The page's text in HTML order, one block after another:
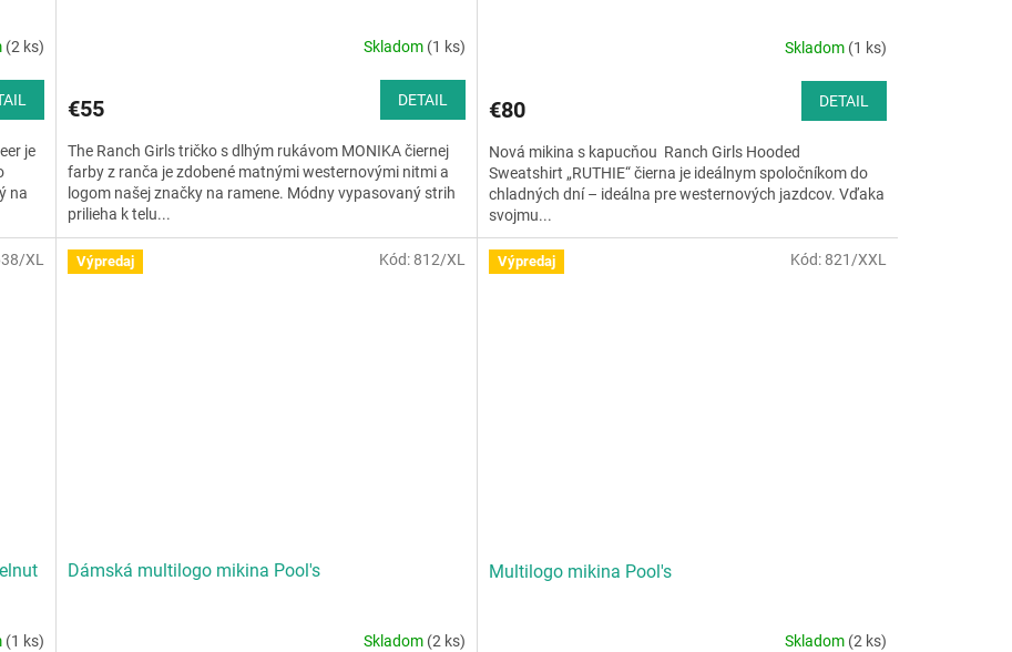
(2 ks)
je
na
Skladom (1 ks)
€55 DETAIL
The Ranch Girls tričko s dlhým rukávom MONIKA čiernej
farby z ranča je zdobené matnými westernovými nitmi a
logom našej značky na ramene. Módny vypasovaný strih
prilieha k telu...
Skladom (1 ks)
€80 DETAIL
Nová mikina s kapucňou Ranch Girls Hooded
Sweatshirt „RUTHIE“ čierna je ideálnym spoločníkom do
chladných dní – ideálna pre westernových jazdcov. Vďaka
svojmu...
(1 ks)
XL Výpredaj
Dámská multilogo mikina Pool's
Skladom (2 ks)
Kód: 812/XL Výpredaj
Multilogo mikina Pool's
Skladom (2 ks)
Kód: 821/XXL